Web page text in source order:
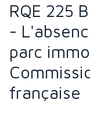
RQE 225
-
parc
française